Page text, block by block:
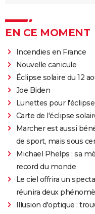
EN CE MOMENT
Incendies en France
Nouvelle canicule
Éclipse solaire du 12
Joe Biden
Lunettes pour l'éclipse
Carte de l'éclipse
Marcher est aussi
de sport, mais sous
Michael Phelps : sa
record du monde
Le ciel offrira un
réunira deux
Illusion d'optique :